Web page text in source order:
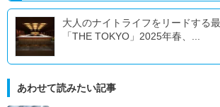
大人のナイトライフをリードする
「THE TOKYO」2025年春、...
あわせて読みたい記事